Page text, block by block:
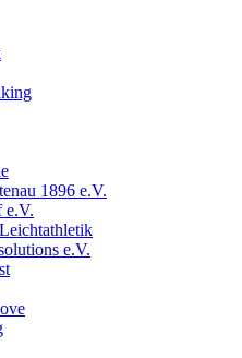
1896 e.V.
e.V.
e.V.